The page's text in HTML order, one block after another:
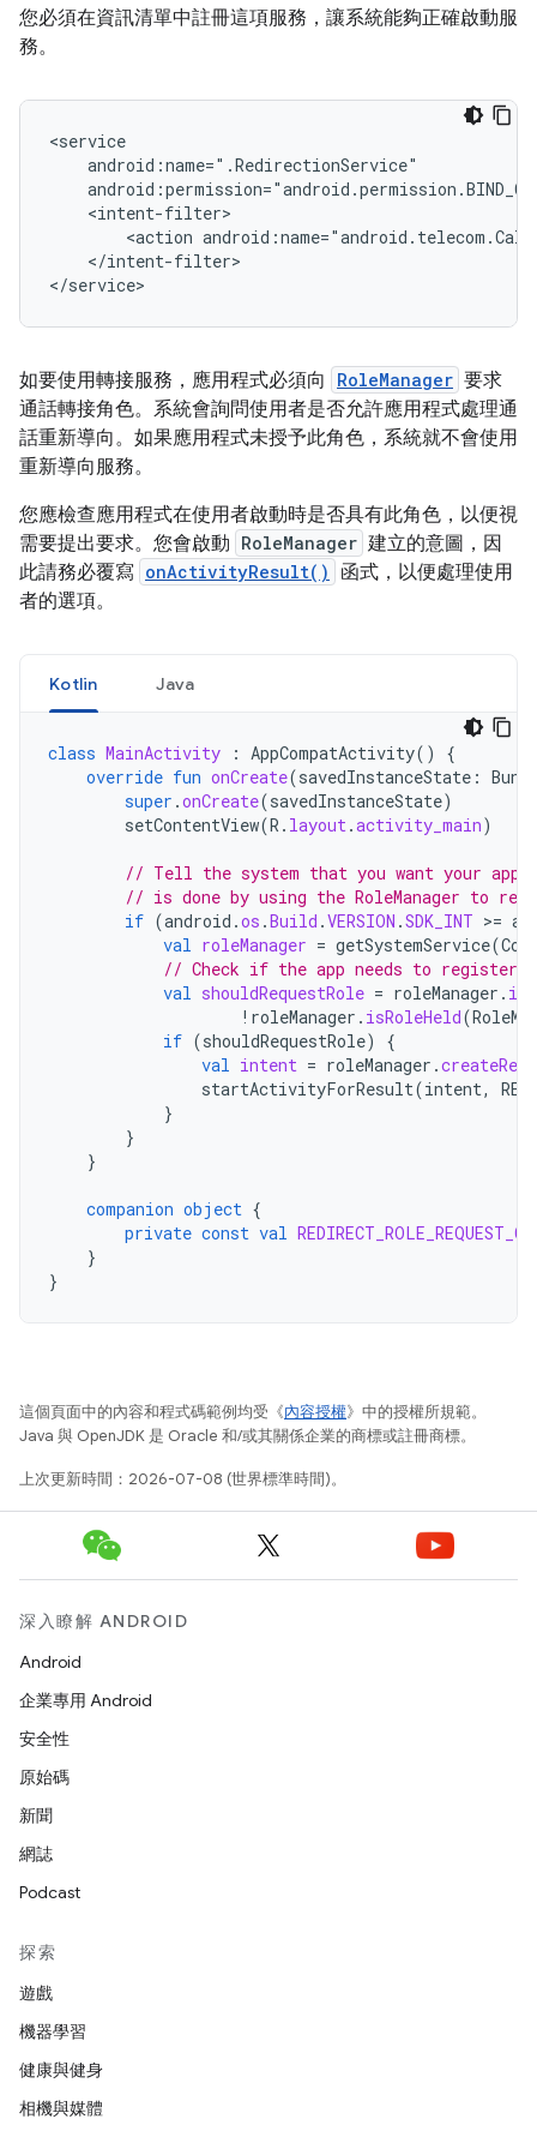
您必須在資訊清單中註冊這項服務，讓系統能夠正確啟動服
務。
<action
</intent-filter>
如要使用轉接服務，應用程式必須向 RoleManager 要求
通話轉接角色。系統會詢問使用者是否允許應用程式處理通
話重新導向。如果應用程式未授予此角色，系統就不會使用
重新導向服務。
您應檢查應用程式在使用者啟動時是否具有此角色，以便視
需要提出要求。您會啟動 RoleManager 建立的意圖，因
此請務必覆寫 onActivityResult()
函式，以便處理使用
者的選項。
Kotlin Java
class MainActivity : AppCompatActivity()
{
override fun onCreate(savedInstanceState :
super .onCreate(savedInstanceState)
setContentView(R . layout.activity_main)
// Tell the system that you want your
// is done by using the RoleManager to
if (android .os .Build .VERSION .SDK_INT >=
val roleManager = getSystemService(
// Check if the app needs to
val shouldRequestRole = roleManager .
! roleManager . isRoleHeld(
if (shouldRequestRole)
{
val intent = roleManager .
startActivityForResult(intent,
}
}
}
companion object {
private const val
}
}
這個頁面中的內容和程式碼範例均受《內容授權》中的授權所規範。
Java 與 OpenJDK 是 Oracle 和/或其關係企業的商標或註冊商標。
上次更新時間：2026-07-08 (世界標準時間)。
深入瞭解 ANDROID
Android
企業專用 Android
安全性
原始碼
新聞
網誌
Podcast
探索
遊戲
機器學習
健康與健身
相機與媒體